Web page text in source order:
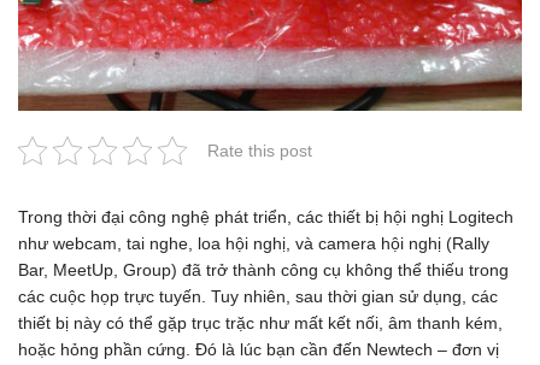
Rate this post
Trong thời đại công nghệ phát triển, các thiết bị hội nghị Logitech
như webcam, tai nghe, loa hội nghị, và camera hội nghị (Rally
Bar, MeetUp, Group) đã trở thành công cụ không thể thiếu trong
các cuộc họp trực tuyến. Tuy nhiên, sau thời gian sử dụng, các
thiết bị này có thể gặp trục trặc như mất kết nối, âm thanh kém,
hoặc hỏng phần cứng. Đó là lúc bạn cần đến Newtech – đơn vị